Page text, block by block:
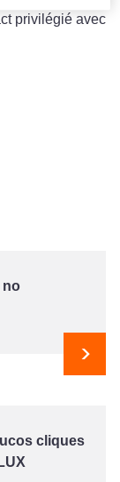
privilégié avec
no
cliques